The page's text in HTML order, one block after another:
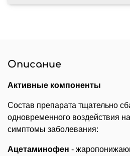
Описание
Активные компоненты
Состав препарата тщательно
одновременного воздействия
симптомы заболевания:
Ацетаминофен -